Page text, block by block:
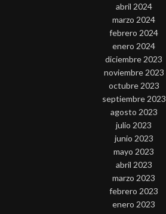
abril 2024
marzo 2024
febrero 2024
enero 2024
diciembre 2023
noviembre 2023
octubre 2023
septiembre 2023
agosto 2023
julio 2023
junio 2023
mayo 2023
abril 2023
marzo 2023
febrero 2023
enero 2023